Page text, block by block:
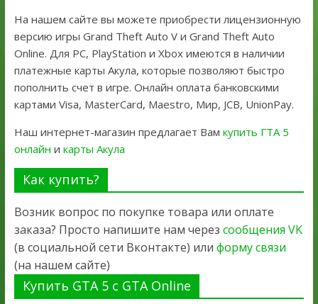
На нашем сайте вы можете приобрести лицензионную
версию игры Grand Theft Auto V и Grand Theft Auto
Online. Для PC, PlayStation и Xbox имеются в наличии
платежные карты Акула, которые позволяют быстро
пополнить счет в игре. Онлайн оплата банковскими
картами Visa, MasterCard, Maestro, Мир, JCB, UnionPay.
Наш интернет-магазин предлагает Вам купить ГТА 5
онлайн и карты Акула
Как купить?
Возник вопрос по покупке товара или оплате
заказа? Просто напишите нам через сообщения VK
(в социальной сети Вконтакте) или форму связи
(на нашем сайте)
Купить GTA 5 с GTA Online